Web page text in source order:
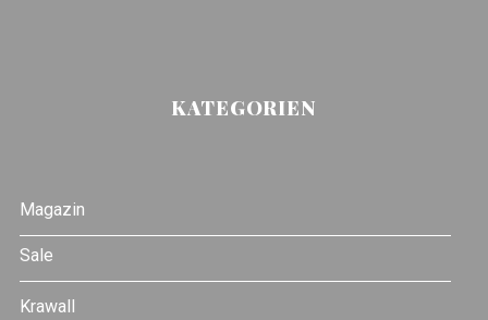
KATEGORIEN
Magazin
Sale
Krawall